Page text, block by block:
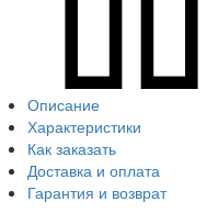
Описание
Характеристики
Как заказать
Доставка и оплата
Гарантия и возврат